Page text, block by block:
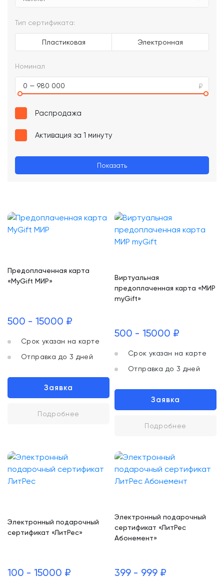
Тип сертификата:
Пластиковая Электронная
Номинал
0 — 980 000
Распродажа
Активация за 1 минуту
Показать
Предоплаченная карта
«MyGift МИР»
500 - 15000 ₽
Срок указан на карте
Отправка до 3 дней
Заявка
Подробнее
Виртуальная
предоплаченная карта «МИР
myGift»
500 - 15000 ₽
Срок указан на карте
Отправка до 3 дней
Заявка
Подробнее
Электронный подарочный
сертификат «ЛитРес»
100 - 15000 ₽
Электронный подарочный
сертификат «ЛитРес
Абонемент»
399 - 999 ₽